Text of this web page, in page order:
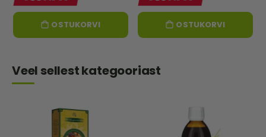
OSTUKORVI OSTUKORVI
Veel sellest kategooriast